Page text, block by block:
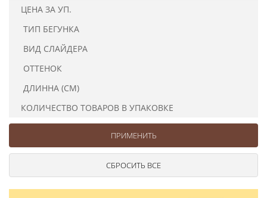
ЦЕНА ЗА УП.
ТИП БЕГУНКА
ВИД СЛАЙДЕРА
ОТТЕНОК
ДЛИННА (СМ)
КОЛИЧЕСТВО ТОВАРОВ В УПАКОВКЕ
Ушковые
Цепочки шарики с замком
Ткани
Сумочная фурнитура